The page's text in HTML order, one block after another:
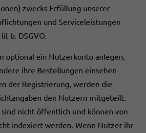
zwecks Erfüllung unserer
und Serviceleistungen
b. DSGVO.
optional ein Nutzerkonto anlegen,
ihre Bestellungen einsehen
der Registrierung, werden die
den Nutzern mitgeteilt.
nicht öffentlich und können von
indexiert werden. Wenn Nutzer ihr